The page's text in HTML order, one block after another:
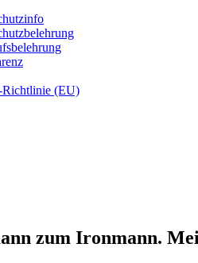
Richtlinie (EU)
zum Ironmann.